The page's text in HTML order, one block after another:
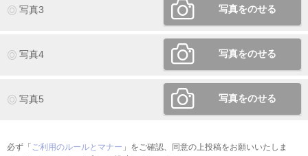
写真3 写真をのせる
写真4 写真をのせる
写真5 写真をのせる
必ず「 ご利用のルールとマナー 」をご確認、同意の上投稿をお願いいたしま